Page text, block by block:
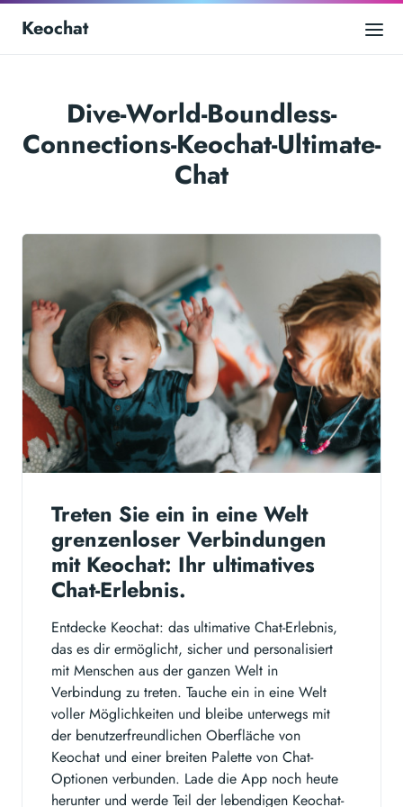
Keochat
Dive-World-Boundless-
Connections-Keochat-Ultimate-
Chat
Treten Sie ein in eine Welt
grenzenloser Verbindungen
mit Keochat: Ihr ultimatives
Chat-Erlebnis.
Entdecke Keochat: das ultimative Chat-Erlebnis,
das es dir ermöglicht, sicher und personalisiert
mit Menschen aus der ganzen Welt in
Verbindung zu treten. Tauche ein in eine Welt
voller Möglichkeiten und bleibe unterwegs mit
der benutzerfreundlichen Oberfläche von
Keochat und einer breiten Palette von Chat-
Optionen verbunden. Lade die App noch heute
herunter und werde Teil der lebendigen Keochat-